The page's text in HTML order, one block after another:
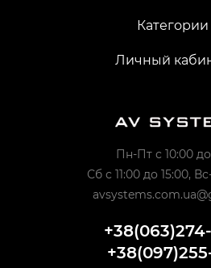
Категории
Личный
Пн-Пт с 10:00 до
Сб с 11:00 до 15:00,